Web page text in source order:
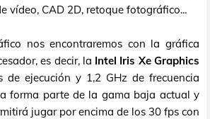
vídeo, CAD 2D, retoque fotográfico...
nos encontraremos con la gráfica
es decir, la Intel Iris Xe Graphics
de ejecución y 1,2 GHz de frecuencia
forma parte de la gama baja actual y
jugar por encima de los 30 fps con